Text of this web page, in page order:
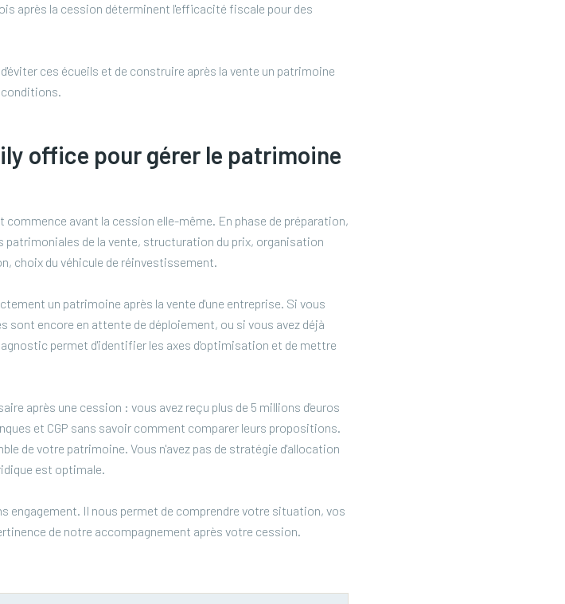
après la cession déterminent l'efficacité fiscale pour des
ces écueils et de construire après la vente un patrimoine
office pour gérer le patrimoine
avant la cession elle-même. En phase de préparation,
patrimoniales de la vente, structuration du prix, organisation
choix du véhicule de réinvestissement.
un patrimoine après la vente d'une entreprise. Si vous
encore en attente de déploiement, ou si vous avez déjà
permet d'identifier les axes d'optimisation et de mettre
après une cession : vous avez reçu plus de 5 millions d'euros
et CGP sans savoir comment comparer leurs propositions.
de votre patrimoine. Vous n'avez pas de stratégie d'allocation
est optimale.
Il nous permet de comprendre votre situation, vos
de notre accompagnement après votre cession.